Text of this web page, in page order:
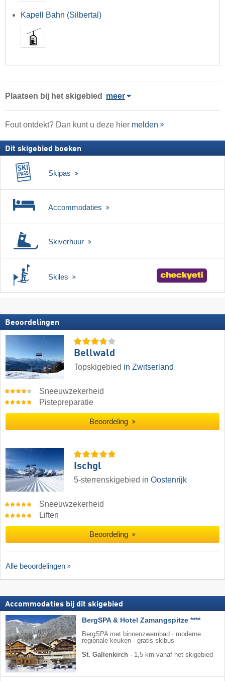
Kapell Bahn (Silbertal)
Plaatsen bij het skigebied meer
Fout ontdekt? Dan kunt u deze hier melden
Dit skigebied boeken
Skipas
Accommodaties
Skiverhuur
Skiles
Beoordelingen
Bellwald
Topskigebied in Zwitserland
Sneeuwzekerheid
Pistepreparatie
Beoordeling
Ischgl
5-sterrenskigebied in Oostenrijk
Sneeuwzekerheid
Liften
Beoordeling
Alle beoordelingen
Accommodaties bij dit skigebied
BergSPA & Hotel Zamangspitze ****
BergSPA met binnenzwembad · moderne
regionale keuken · gratis skibus
St. Gallenkirch · 1,5 km vanaf het skigebied